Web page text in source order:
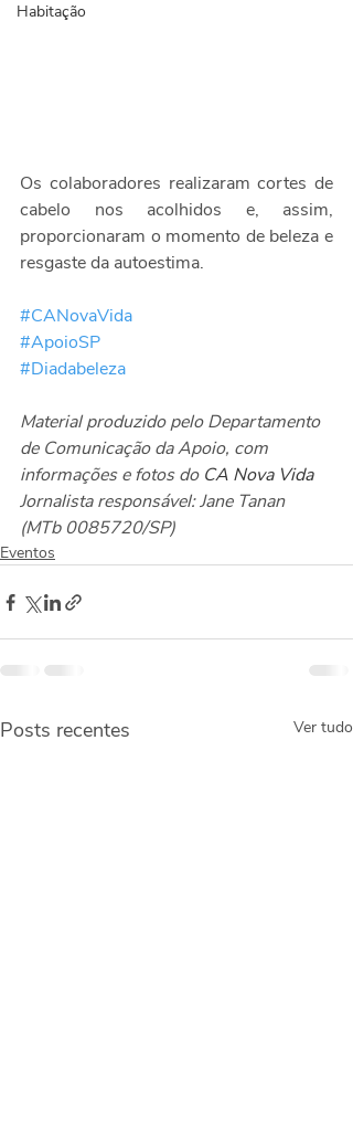
Habitação
Os colaboradores realizaram cortes de
cabelo nos acolhidos e, assim,
proporcionaram o momento de beleza e
resgaste da autoestima.
#CANovaVida
#ApoioSP
#Diadabeleza
Material produzido pelo Departamento
de Comunicação da Apoio, com
informações e fotos do CA Nova Vida
Jornalista responsável: Jane Tanan
(MTb 0085720/SP)
Eventos
Posts recentes Ver tudo